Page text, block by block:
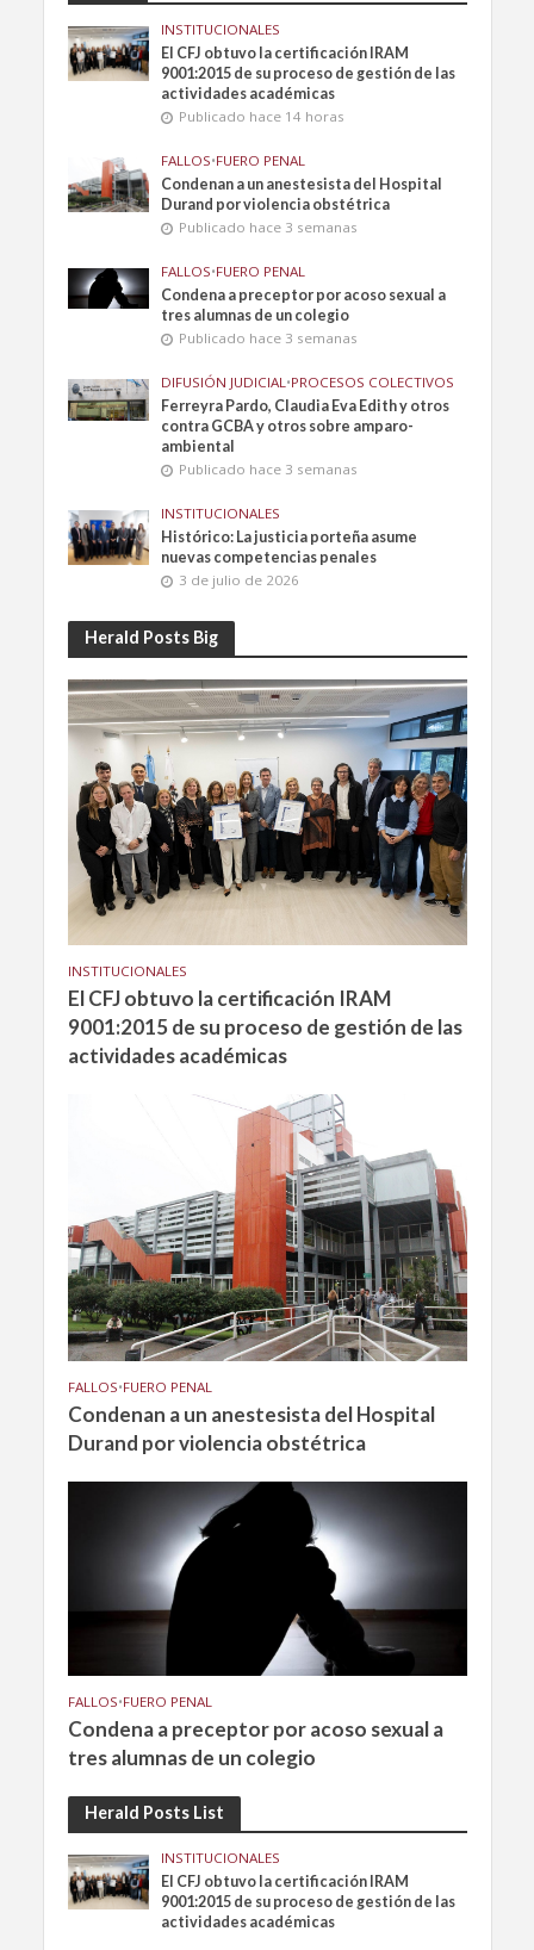
INSTITUCIONALES
El CFJ obtuvo la certificación IRAM
9001:2015 de su proceso de gestión de las
actividades académicas
Publicado hace 14 horas
FALLOS•FUERO PENAL
Condenan a un anestesista del Hospital
Durand por violencia obstétrica
Publicado hace 3 semanas
FALLOS•FUERO PENAL
Condena a preceptor por acoso sexual a
tres alumnas de un colegio
Publicado hace 3 semanas
DIFUSIÓN JUDICIAL•PROCESOS COLECTIVOS
Ferreyra Pardo, Claudia Eva Edith y otros
contra GCBA y otros sobre amparo-
ambiental
Publicado hace 3 semanas
INSTITUCIONALES
Histórico: La justicia porteña asume
nuevas competencias penales
3 de julio de 2026
Herald Posts Big
INSTITUCIONALES
El CFJ obtuvo la certificación IRAM
9001:2015 de su proceso de gestión de las
actividades académicas
FALLOS•FUERO PENAL
Condenan a un anestesista del Hospital
Durand por violencia obstétrica
FALLOS•FUERO PENAL
Condena a preceptor por acoso sexual a
tres alumnas de un colegio
Herald Posts List
INSTITUCIONALES
El CFJ obtuvo la certificación IRAM
9001:2015 de su proceso de gestión de las
actividades académicas